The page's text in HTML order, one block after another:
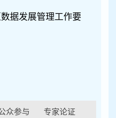
据发展管理工作要
众参与 专家论证